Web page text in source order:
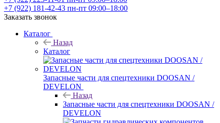
+7 (922) 181-42-43 пн-пт 09:00–18:00
Заказать звонок
Каталог
Назад
Каталог
Запасные части для спецтехники DOOSAN /
DEVELON
Назад
Запасные части для спецтехники DOOSAN /
DEVELON